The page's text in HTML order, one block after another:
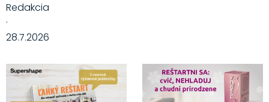
Redakcia
·
28.7.2026